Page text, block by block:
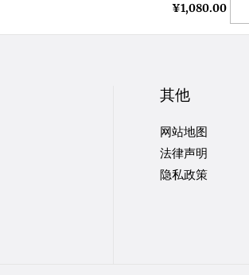
¥1,080.00
其他
网站地图
法律声明
隐私政策